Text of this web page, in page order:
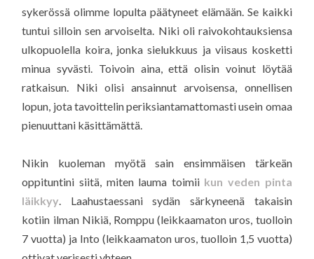
sykerössä olimme lopulta päätyneet elämään. Se kaikki
tuntui silloin sen arvoiselta. Niki oli raivokohtauksiensa
ulkopuolella koira, jonka sielukkuus ja viisaus kosketti
minua syvästi. Toivoin aina, että olisin voinut löytää
ratkaisun. Niki olisi ansainnut arvoisensa, onnellisen
lopun, jota tavoittelin periksiantamattomasti usein omaa
pienuuttani käsittämättä.
Nikin kuoleman myötä sain ensimmäisen tärkeän
oppituntini siitä, miten lauma toimii kun veden pinta
läikkyy. Laahustaessani sydän särkyneenä takaisin
kotiin ilman Nikiä, Romppu (leikkaamaton uros, tuolloin
7 vuotta) ja Into (leikkaamaton uros, tuolloin 1,5 vuotta)